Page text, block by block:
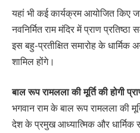
यहां भी कई कार्यक्रम आयोजित किए
नवनिर्मित राम मंदिर में प्राण
इस बहु-प्रतीक्षित समारोह के धार्मिक
शामिल होंगे।
बाल रूप रामलला की मूर्ति की होगी
भगवान राम के बाल रूप रामलला की
देश के प्रमुख आध्यात्मिक और धार्मिक